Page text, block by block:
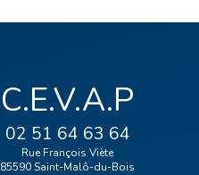
C.E.V.A.P
02 51 64 63 64
Rue François Viète
85590 Saint-Malô-du-Bois